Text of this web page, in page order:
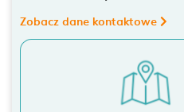
Zobacz dane kontaktowe